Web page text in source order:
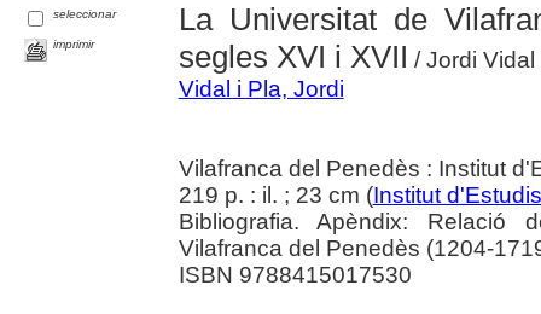
seleccionar
imprimir
La Universitat de
segles XVI i XVII / Jordi Vidal
Vidal i Pla, Jordi
Vilafranca del Penedès : Institut
219 p. : il. ; 23 cm (Institut
Bibliografia. Apèndix:
Vilafranca del Penedès (1204-
ISBN 9788415017530